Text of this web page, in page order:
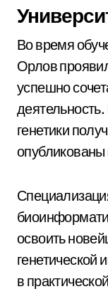
Во время
Орлов
успешно
генетики
освоить
генетической
в